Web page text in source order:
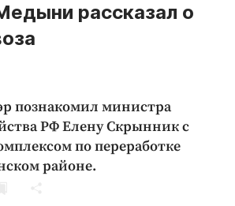
и ЖКХ
рассказал о
познакомил министра
РФ Елену Скрынник с
по переработке
районе.